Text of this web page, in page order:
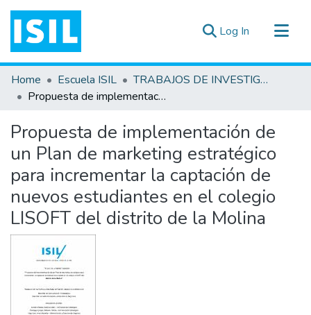
Log In (current)
All of DSpace
Statistics
Documentos ▾
Home Escuela ISIL
TRABAJOS DE INVESTIGACIÓN
Propuesta de implementación de un Plan de marketing estratégico para incrementar la captación de nuevos estudiantes en el colegio LISOFT del distrito de la Molina
Propuesta de implementación de
un Plan de marketing estratégico
para incrementar la captación de
nuevos estudiantes en el colegio
LISOFT del distrito de la Molina